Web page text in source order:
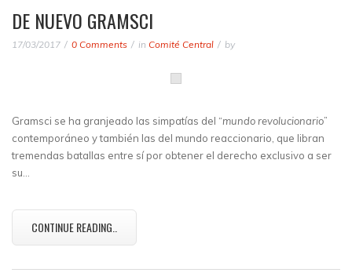
DE NUEVO GRAMSCI
17/03/2017 0 Comments in Comité Central by
Gramsci se ha granjeado las simpatías del “mundo revolucionario”
contemporáneo y también las del mundo reaccionario, que libran
tremendas batallas entre sí por obtener el derecho exclusivo a ser
su…
CONTINUE READING..